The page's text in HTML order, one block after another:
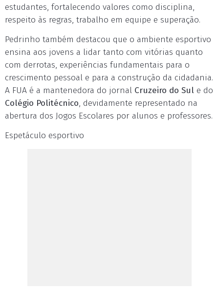
estudantes, fortalecendo valores como disciplina,
respeito às regras, trabalho em equipe e superação.
Pedrinho também destacou que o ambiente esportivo
ensina aos jovens a lidar tanto com vitórias quanto
com derrotas, experiências fundamentais para o
crescimento pessoal e para a construção da cidadania.
A FUA é a mantenedora do jornal Cruzeiro do Sul e do
Colégio Politécnico, devidamente representado na
abertura dos Jogos Escolares por alunos e professores.
Espetáculo esportivo